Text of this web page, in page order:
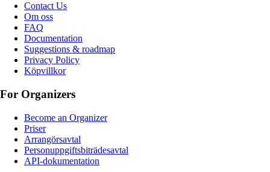
Contact Us
Om oss
FAQ
Documentation
Suggestions & roadmap
Privacy Policy
Köpvillkor
For Organizers
Become an Organizer
Priser
Arrangörsavtal
Personuppgiftsbiträdesavtal
API-dokumentation